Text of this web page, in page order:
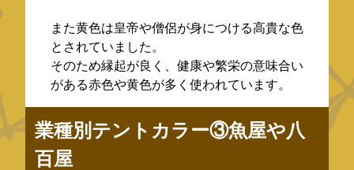
また黄色は皇帝や僧侶が身につける高貴な色
とされていました。
そのため縁起が良く、健康や繁栄の意味合い
がある赤色や黄色が多く使われています。
業種別テントカラー③魚屋や八
百屋